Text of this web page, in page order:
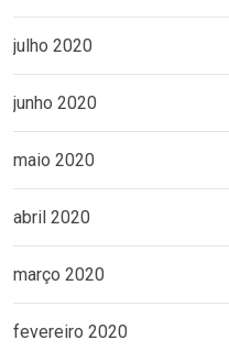
julho 2020
junho 2020
maio 2020
abril 2020
março 2020
fevereiro 2020